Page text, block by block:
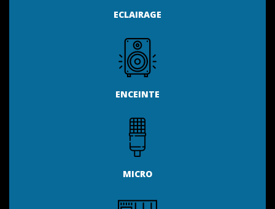
ECLAIRAGE
ENCEINTE
MICRO